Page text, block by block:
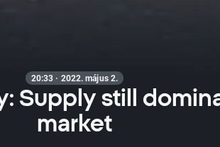
20:33 · 2022. május 2.
Supply still
market